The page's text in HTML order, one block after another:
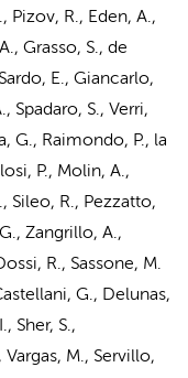
Pizov, R., Eden, A.,
Grasso, S., de
E., Giancarlo,
Spadaro, S., Verri,
G., Raimondo, P., la
P., Molin, A.,
Sileo, R., Pezzatto,
Zangrillo, A.,
R., Sassone, M.
G., Delunas,
Sher, S.,
Vargas, M., Servillo,